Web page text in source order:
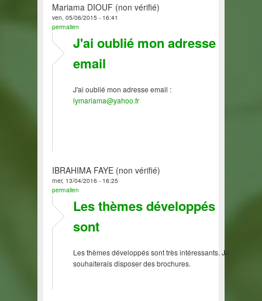
Mariama DIOUF (non vérifié)
ven, 05/06/2015 - 16:41
permalien
J'ai oublié mon adresse
email
J'ai oublié mon adresse email :
lymariama@yahoo.fr
IBRAHIMA FAYE (non vérifié)
mer, 13/04/2016 - 16:25
permalien
Les thèmes développés
sont
Les thèmes développés sont très intéressants. Je
souhaiterais disposer des brochures.